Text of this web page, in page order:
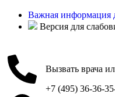
Важная информация
Версия для
Вызвать врача
+7 (495) 36-36-